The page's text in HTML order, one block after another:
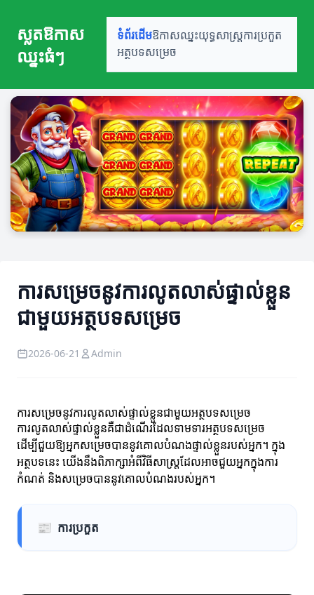
ស្លតឱកាស
ឈ្នះធំៗ
ទំព័រដើមឱកាសឈ្នះយុទ្ធសាស្ត្រការប្រកួត
អត្ថបទសម្រេច
ការសម្រេចនូវការលូតលាស់ផ្ទាល់ខ្លួន
ជាមួយអត្ថបទសម្រេច
2026-06-21 Admin
ការសម្រេចនូវការលូតលាស់ផ្ទាល់ខ្លួនជាមួយអត្ថបទសម្រេច
ការលូតលាស់ផ្ទាល់ខ្លួនគឺជាដំណើរដែលទាមទារអត្ថបទសម្រេច
ដើម្បីជួយឱ្យអ្នកសម្រេចបាននូវគោលបំណងផ្ទាល់ខ្លួនរបស់អ្នក។ ក្នុង
អត្ថបទនេះ យើងនឹងពិភាក្សាអំពីវិធីសាស្ត្រដែលអាចជួយអ្នកក្នុងការ
កំណត់ និងសម្រេចបាននូវគោលបំណងរបស់អ្នក។
📰 ការប្រកួត